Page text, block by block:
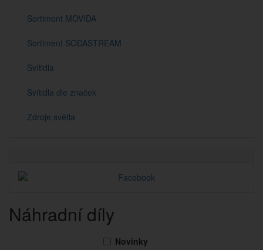
Sortiment MOVIDA
Sortiment SODASTREAM
Svítidla
Svítidla dle značek
Zdroje světla
Náhradní díly
Novinky